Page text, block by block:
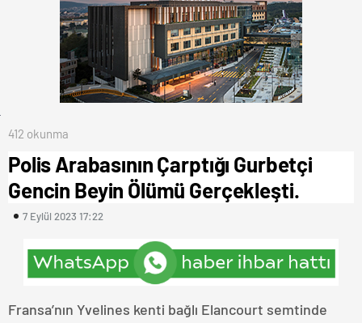
412 okunma
Polis Arabasının Çarptığı Gurbetçi
Gencin Beyin Ölümü Gerçekleşti.
7 Eylül 2023 17:22
Fransa’nın Yvelines kenti bağlı Elancourt semtinde